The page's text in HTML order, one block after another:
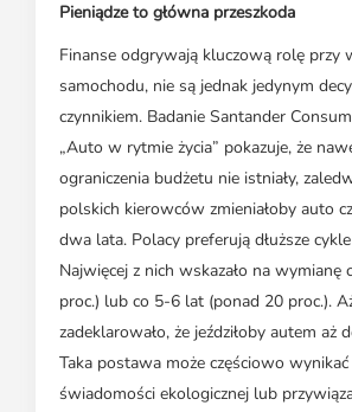
Pieniądze to główna przeszkoda
Finanse odgrywają kluczową rolę przy
samochodu, nie są jednak jedynym
czynnikiem. Badanie Santander
„Auto w rytmie życia” pokazuje, że
ograniczenia budżetu nie istniały,
polskich kierowców zmieniałoby auto
dwa lata. Polacy preferują dłuższe
Najwięcej z nich wskazało na wymianę
proc.) lub co 5-6 lat (ponad 20 proc.).
zadeklarowało, że jeździłoby autem aż
Taka postawa może częściowo
świadomości ekologicznej lub